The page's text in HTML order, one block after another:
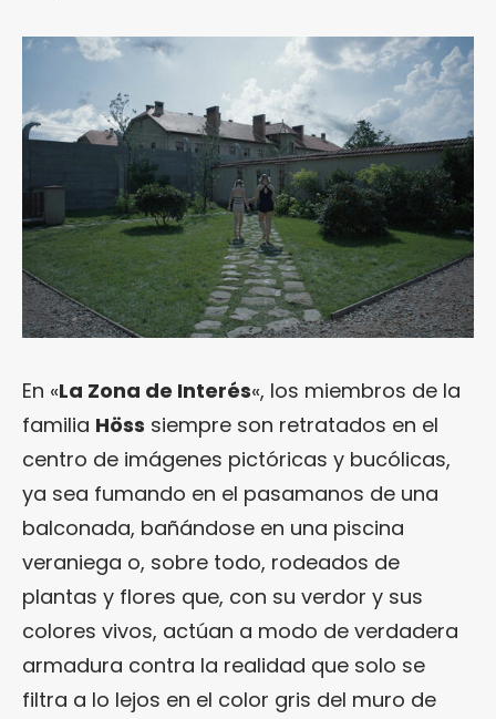
En «La Zona de Interés«, los miembros de la
familia Höss siempre son retratados en el
centro de imágenes pictóricas y bucólicas,
ya sea fumando en el pasamanos de una
balconada, bañándose en una piscina
veraniega o, sobre todo, rodeados de
plantas y flores que, con su verdor y sus
colores vivos, actúan a modo de verdadera
armadura contra la realidad que solo se
filtra a lo lejos en el color gris del muro de